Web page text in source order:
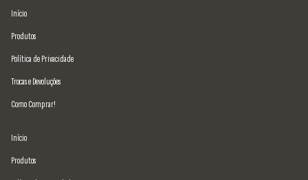
Início
Produtos
Política de Privacidade
Trocas e Devoluções
Como Comprar!
Início
Produtos